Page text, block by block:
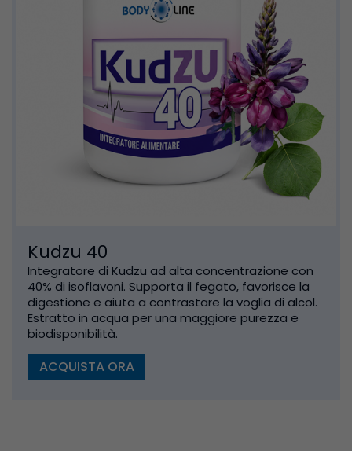
Kudzu 40
Integratore di Kudzu ad alta concentrazione con
40% di isoflavoni. Supporta il fegato, favorisce la
digestione e aiuta a contrastare la voglia di alcol.
Estratto in acqua per una maggiore purezza e
biodisponibilità.
ACQUISTA ORA